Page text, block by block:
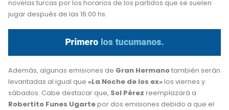
novelas turcas por los horarios de los partidos que se suelen
jugar después de las 16:00 hs.
Además, algunas emisiones de Gran Hermanotambién serán
levantadas al igual que «La Noche de los ex»los viernes y
sábados. Cabe destacar que, Sol Pérez reemplazará a
Robertito Funes Ugartepor dos emisiones debido a que el